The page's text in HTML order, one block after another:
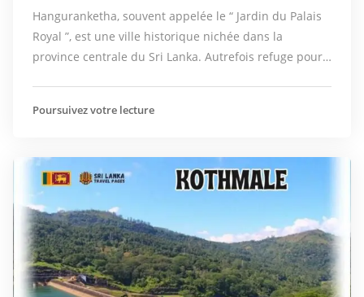
Hanguranketha, souvent appelée le “ Jardin du Palais
Royal ”, est une ville historique nichée dans la
province centrale du Sri Lanka. Autrefois refuge pour…
Poursuivez votre lecture